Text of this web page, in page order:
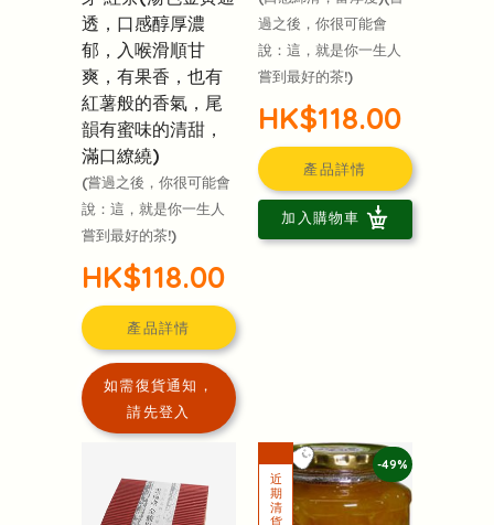
透，口感醇厚濃
郁，入喉滑順甘
爽，有果香，也有
紅薯般的香氣，尾
韻有蜜味的清甜，
滿口繚繞)
(嘗過之後，你很可能會
說：這，就是你一生人
嘗到最好的茶!)
HK$118.00
產品詳情
如需復貨通知，
請先登入
過之後，你很可能會
說：這，就是你一生人
嘗到最好的茶!)
HK$118.00
產品詳情
加入購物車
-49%